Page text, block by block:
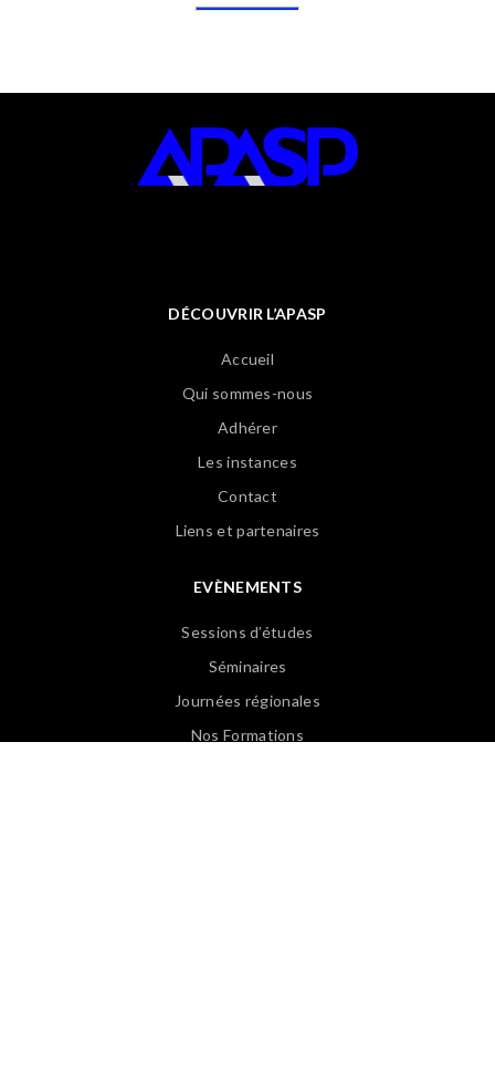
DÉCOUVRIR L’APASP
Accueil
Qui sommes-nous
Adhérer
Les instances
Contact
Liens et partenaires
EVÈNEMENTS
Sessions d’études
Séminaires
Journées régionales
Nos Formations